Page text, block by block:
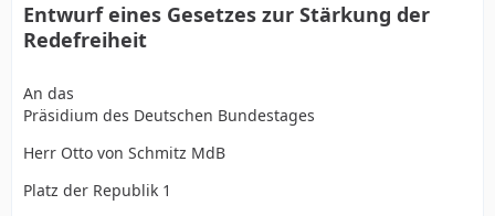
Entwurf eines Gesetzes zur Stärkung der
Redefreiheit
An das
Präsidium des Deutschen Bundestages
Herr Otto von Schmitz MdB
Platz der Republik 1